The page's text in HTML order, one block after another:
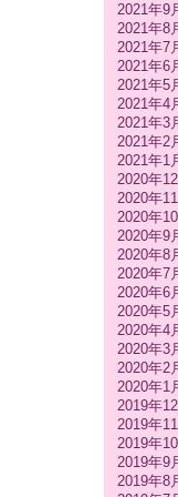
2021年9
2021年8
2021年7
2021年6
2021年5
2021年4
2021年3
2021年2
2021年1
2020年12
2020年11
2020年10
2020年9
2020年8
2020年7
2020年6
2020年5
2020年4
2020年3
2020年2
2020年1
2019年12
2019年11
2019年10
2019年9
2019年8